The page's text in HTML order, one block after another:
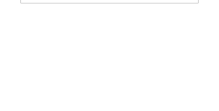
21:00 フリークラス